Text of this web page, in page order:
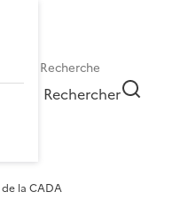
Rechercher
la CADA